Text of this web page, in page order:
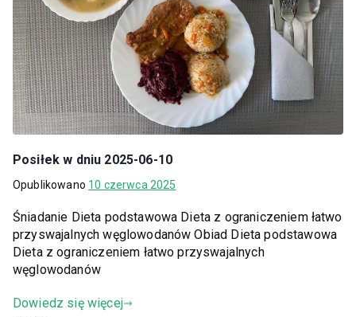
Posiłek w dniu 2025-06-10
Opublikowano 10 czerwca 2025
Śniadanie Dieta podstawowa Dieta z ograniczeniem łatwo
przyswajalnych węglowodanów Obiad Dieta podstawowa
Dieta z ograniczeniem łatwo przyswajalnych
węglowodanów
Dowiedz się więcej